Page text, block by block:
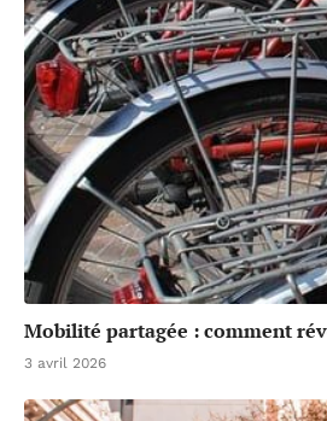
Mobilité partagée : comment
3 avril 2026